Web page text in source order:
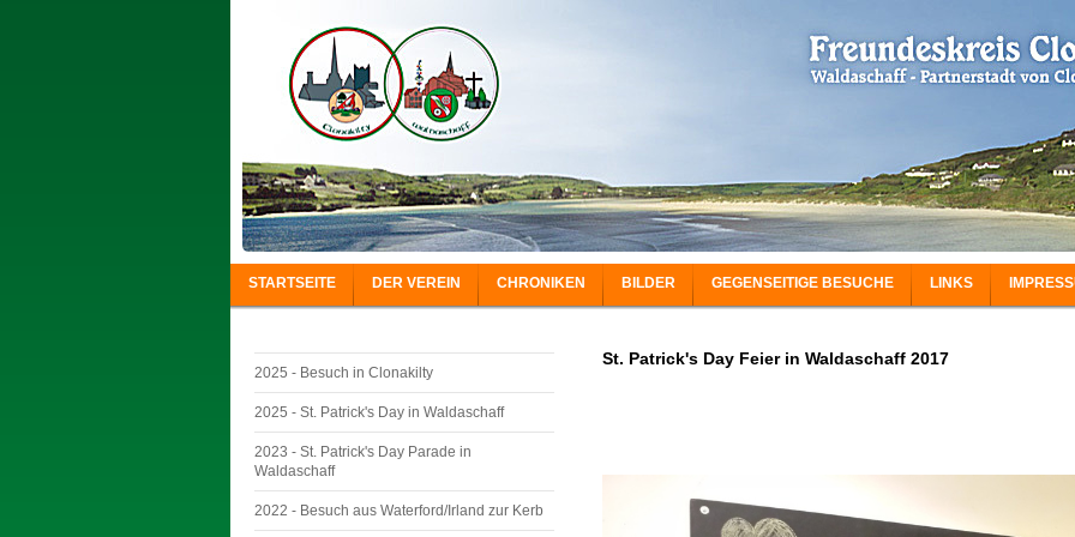
STARTSEITE DER VEREIN CHRONIKEN BILDER GEGENSEITIGE BESUCHE LINKS
2025 - Besuch in Clonakilty
2025 - St. Patrick's Day in Waldaschaff
2023 - St. Patrick's Day Parade in
Waldaschaff
2022 - Besuch aus Waterford/Irland zur Kerb
St. Patrick's Day Feier in Waldaschaff 2017